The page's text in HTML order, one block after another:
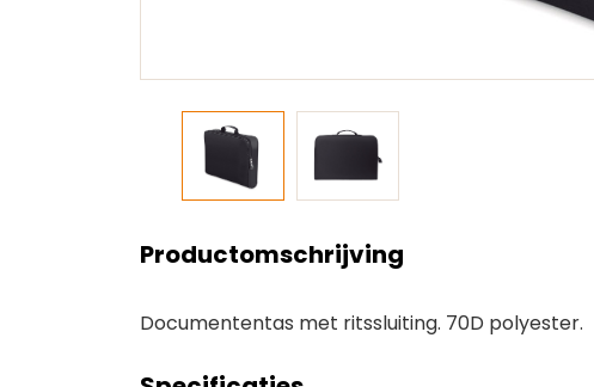
Productomschrijving
Documententas met ritssluiting. 70D polyester.